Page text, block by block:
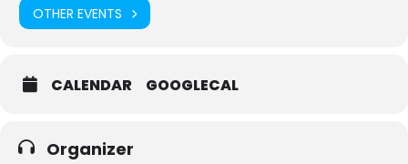
OTHER EVENTS
CALENDAR GOOGLECAL
Organizer